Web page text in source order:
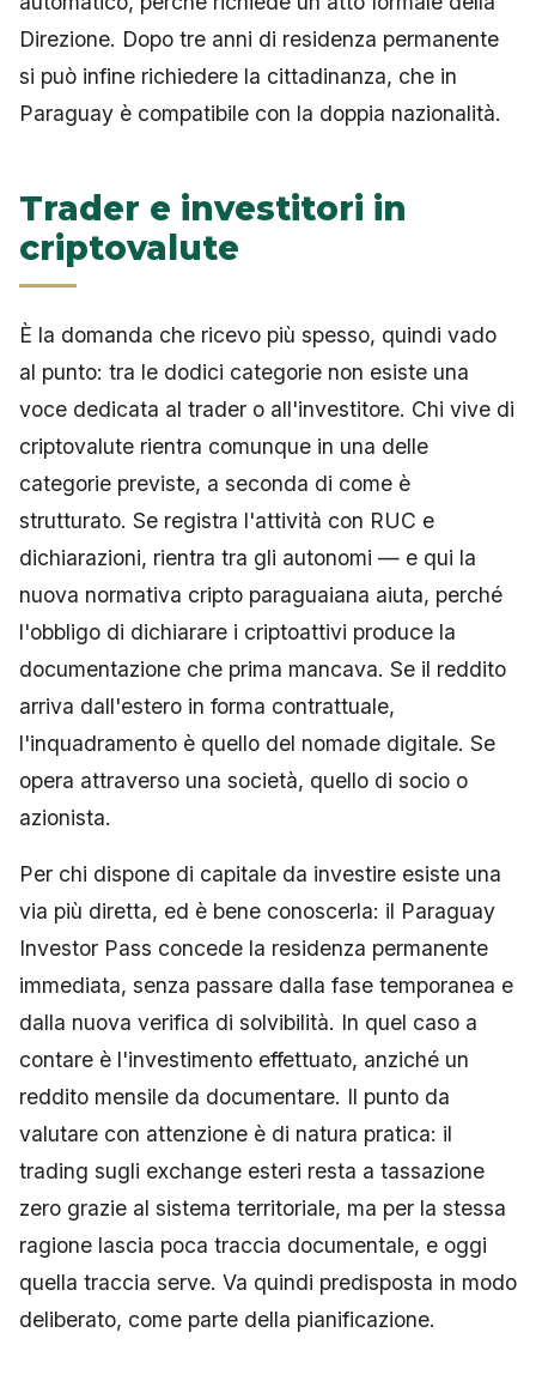
Direzione. Dopo tre anni di residenza permanente
si può infine richiedere la cittadinanza, che in
Paraguay è compatibile con la doppia nazionalità.
Trader e investitori in
criptovalute
È la domanda che ricevo più spesso, quindi vado
al punto: tra le dodici categorie non esiste una
voce dedicata al trader o all'investitore. Chi vive di
criptovalute rientra comunque in una delle
categorie previste, a seconda di come è
strutturato. Se registra l'attività con RUC e
dichiarazioni, rientra tra gli autonomi — e qui la
nuova normativa cripto paraguaiana aiuta, perché
l'obbligo di dichiarare i criptoattivi produce la
documentazione che prima mancava. Se il reddito
arriva dall'estero in forma contrattuale,
l'inquadramento è quello del nomade digitale. Se
opera attraverso una società, quello di socio o
azionista.
Per chi dispone di capitale da investire esiste una
via più diretta, ed è bene conoscerla: il Paraguay
Investor Pass concede la residenza permanente
immediata, senza passare dalla fase temporanea e
dalla nuova verifica di solvibilità. In quel caso a
contare è l'investimento effettuato, anziché un
reddito mensile da documentare. Il punto da
valutare con attenzione è di natura pratica: il
trading sugli exchange esteri resta a tassazione
zero grazie al sistema territoriale, ma per la stessa
ragione lascia poca traccia documentale, e oggi
quella traccia serve. Va quindi predisposta in modo
deliberato, come parte della pianificazione.